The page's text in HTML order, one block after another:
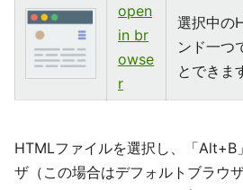
open
in br
owse
r
選択中の
ンド一つ
とできま
HTMLファイルを選択し、「Alt+B
ザ（この場合はデフォルトブラウ